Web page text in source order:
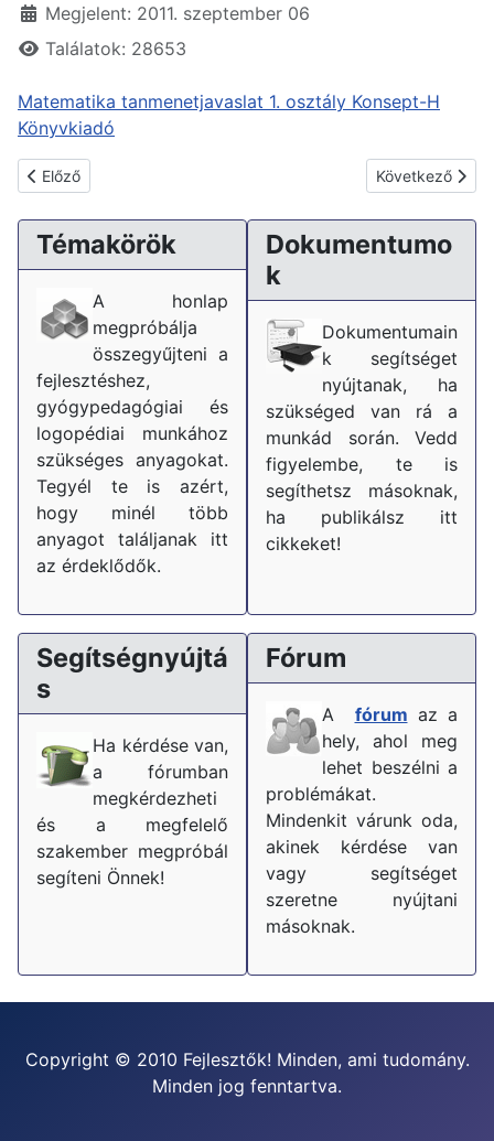
Megjelent: 2011. szeptember 06
Találatok: 28653
Matematika tanmenetjavaslat 1. osztály Konsept-H
Könyvkiadó
Előző cikk: 2012. évi I. törvény a munka törvénykönyvéről
Előző Következő
Következő
Témakörök
A honlap
megpróbálja
összegyűjteni a
fejlesztéshez,
gyógypedagógiai és
logopédiai munkához
szükséges anyagokat.
Tegyél te is azért,
hogy minél több
anyagot találjanak itt
az érdeklődők.
Dokumentumo
k
Dokumentumain
k segítséget
nyújtanak, ha
szükséged van rá a
munkád során. Vedd
figyelembe, te is
segíthetsz másoknak,
ha publikálsz itt
cikkeket!
Segítségnyújtá
s
Ha kérdése van,
a fórumban
megkérdezheti
és a megfelelő
szakember megpróbál
segíteni Önnek!
Fórum
A fórum az a
hely, ahol meg
lehet beszélni a
problémákat.
Mindenkit várunk oda,
akinek kérdése van
vagy segítséget
szeretne nyújtani
másoknak.
Copyright © 2010 Fejlesztők! Minden, ami tudomány.
Minden jog fenntartva.